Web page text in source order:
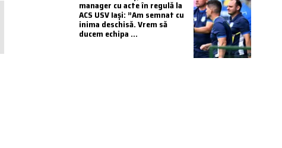
manager cu acte în regulă la
ACS USV Iași: ”Am semnat cu
inima deschisă. Vrem să
ducem echipa ...